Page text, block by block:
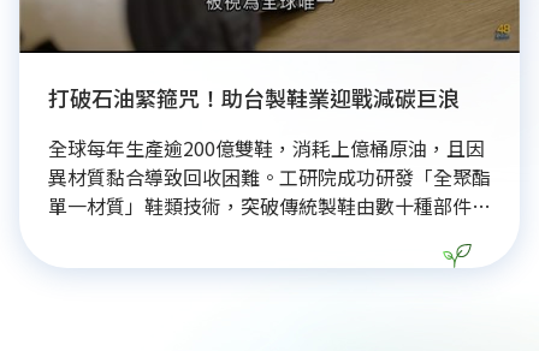
打破石油緊箍咒！助台製鞋業迎戰減碳巨浪
全球每年生產逾200億雙鞋，消耗上億桶原油，且因
異材質黏合導致回收困難。工研院成功研發「全聚酯
單一材質」鞋類技術，突破傳統製鞋由數十種部件組
面、中底至大底均能以單一聚酯材料製成，達成